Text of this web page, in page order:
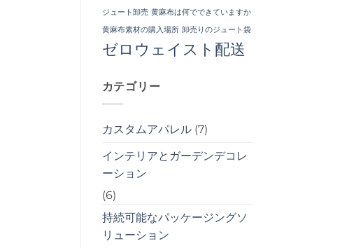
ジュート卸売 黄麻布は何でできていますか
黄麻布素材の購入場所 卸売りのジュート袋
ゼロウェイスト配送
カテゴリー
カスタムアパレル(7)
インテリアとガーデンデコレ
ーション
(6)
持続可能なパッケージングソ
リューション